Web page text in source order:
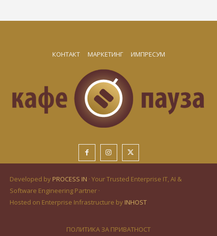
КОНТАКТ МАРКЕТИНГ ИМПРЕСУМ
Developed by PROCESS IN · Your Trusted Enterprise IT, AI &
Software Engineering Partner ·
Hosted on Enterprise Infrastructure by INHOST
ПОЛИТИКА ЗА ПРИВАТНОСТ